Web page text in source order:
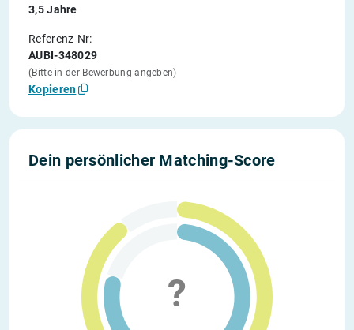
3,5 Jahre
Referenz-Nr:
AUBI-348029
(Bitte in der Bewerbung angeben)
Kopieren
Dein persönlicher Matching-Score